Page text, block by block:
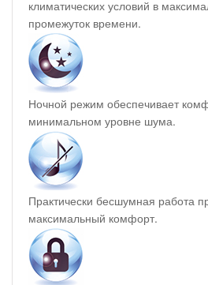
климатических условий в
промежуток времени.
Ночной режим обеспечивает
минимальном уровне шума.
Практически бесшумная работа
максимальный комфорт.